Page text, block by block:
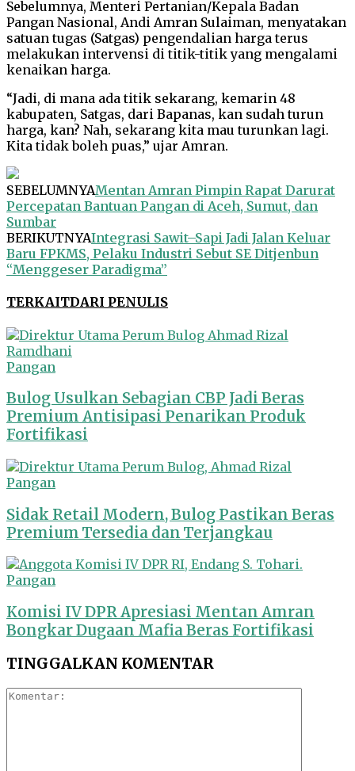
Sebelumnya, Menteri Pertanian/Kepala Badan
Pangan Nasional, Andi Amran Sulaiman, menyatakan
satuan tugas (Satgas) pengendalian harga terus
melakukan intervensi di titik-titik yang mengalami
kenaikan harga.
“Jadi, di mana ada titik sekarang, kemarin 48
kabupaten, Satgas, dari Bapanas, kan sudah turun
harga, kan? Nah, sekarang kita mau turunkan lagi.
Kita tidak boleh puas,” ujar Amran.
SEBELUMNYAMentan Amran Pimpin Rapat Darurat
Percepatan Bantuan Pangan di Aceh, Sumut, dan
Sumbar
BERIKUTNYAIntegrasi Sawit–Sapi Jadi Jalan Keluar
Baru FPKMS, Pelaku Industri Sebut SE Ditjenbun
“Menggeser Paradigma”
TERKAITDARI PENULIS
Pangan
Bulog Usulkan Sebagian CBP Jadi Beras
Premium Antisipasi Penarikan Produk
Fortifikasi
Pangan
Sidak Retail Modern, Bulog Pastikan Beras
Premium Tersedia dan Terjangkau
Pangan
Komisi IV DPR Apresiasi Mentan Amran
Bongkar Dugaan Mafia Beras Fortifikasi
TINGGALKAN KOMENTAR